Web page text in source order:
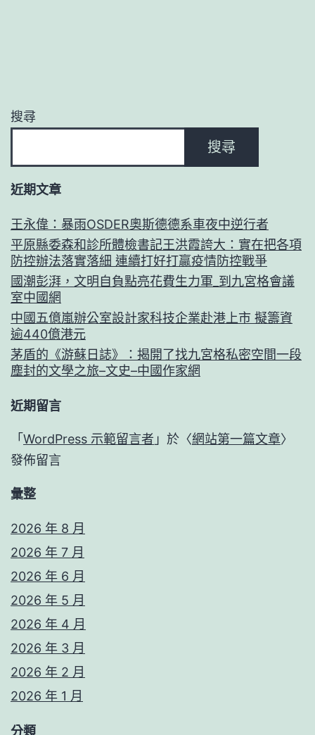
搜尋
搜尋
近期文章
王永偉：暴雨OSDER奧斯德德系車夜中逆行者
平原縣委森和診所體檢書記王洪霞誇大：實在把各項
防控辦法落實落細 連續打好打贏疫情防控戰爭
國潮彭湃，文明自負點亮花費生力軍_到九宮格會議
室中國網
中國五億嵐辦公室設計家科技企業赴港上市 擬籌資
逾440億港元
茅盾的《游蘇日誌》：揭開了找九宮格私密空間一段
塵封的文學之旅–文史–中國作家網
近期留言
「 WordPress 示範留言者 」於〈網站第一篇文章〉
發佈留言
彙整
2026 年 8 月
2026 年 7 月
2026 年 6 月
2026 年 5 月
2026 年 4 月
2026 年 3 月
2026 年 2 月
2026 年 1 月
分類